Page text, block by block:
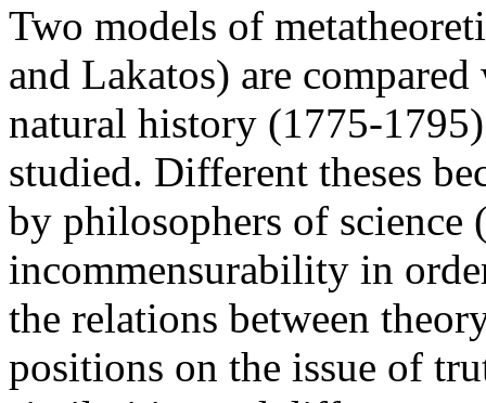
Two models of
and Lakatos) are
natural history (1775-
studied. Different theses
by philosophers of
incommensurability in
the relations between
positions on the issue of